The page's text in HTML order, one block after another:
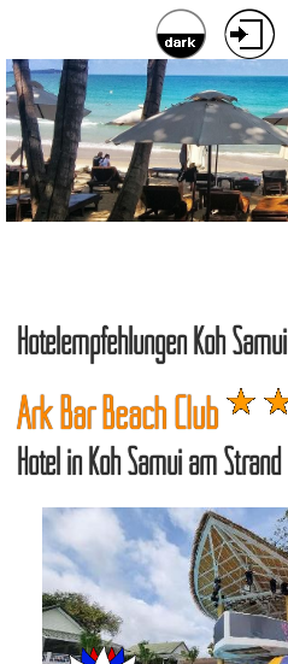
Hotelempfehlungen Koh Samui
Ark Bar Beach Club
Hotel in Koh Samui am Strand